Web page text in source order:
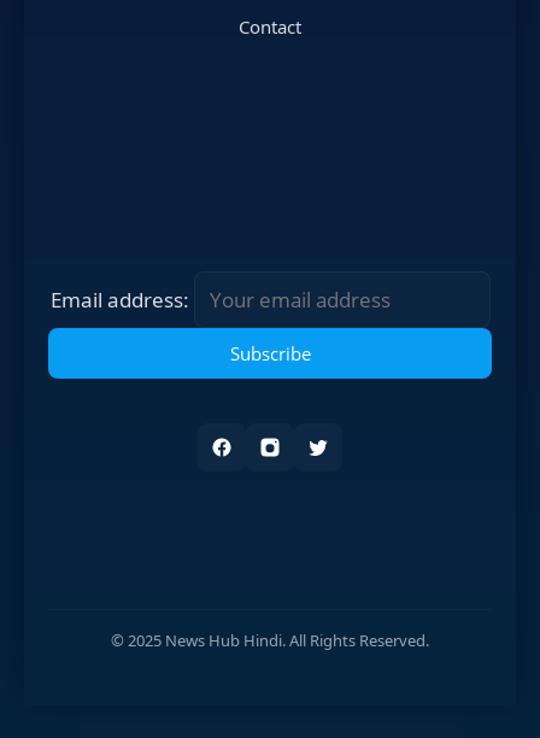
Contact
Email address:
© 2025 News Hub Hindi. All Rights Reserved.